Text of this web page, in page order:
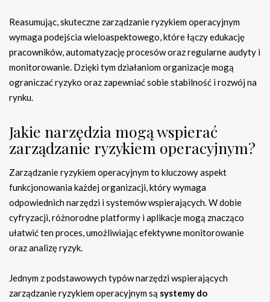
Reasumując, skuteczne zarządzanie ryzykiem operacyjnym
wymaga podejścia wieloaspektowego, które łączy edukację
pracowników, automatyzację procesów oraz regularne audyty i
monitorowanie. Dzięki tym działaniom organizacje mogą
ograniczać ryzyko oraz zapewniać sobie stabilność i rozwój na
rynku.
Jakie narzędzia mogą wspierać
zarządzanie ryzykiem operacyjnym?
Zarządzanie ryzykiem operacyjnym to kluczowy aspekt
funkcjonowania każdej organizacji, który wymaga
odpowiednich narzędzi i systemów wspierających. W dobie
cyfryzacji, różnorodne platformy i aplikacje mogą znacząco
ułatwić ten proces, umożliwiając efektywne monitorowanie
oraz analizę ryzyk.
Jednym z podstawowych typów narzędzi wspierających
zarządzanie ryzykiem operacyjnym są systemy do